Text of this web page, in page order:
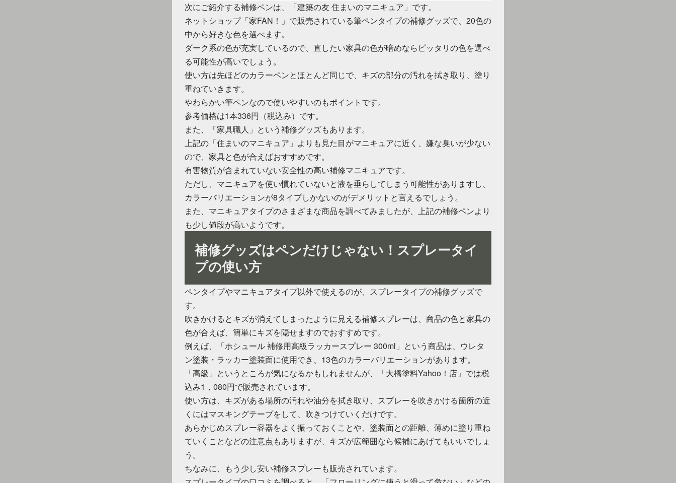
次にご紹介する補修ペンは、「建築の友 住まいのマニキュア」です。
ネットショップ「家FAN！」で販売されている筆ペンタイプの補修グッズで、20色の
中から好きな色を選べます。
ダーク系の色が充実しているので、直したい家具の色が暗めならピッタリの色を選べ
る可能性が高いでしょう。
使い方は先ほどのカラーペンとほとんど同じで、キズの部分の汚れを拭き取り、塗り
重ねていきます。
やわらかい筆ペンなので使いやすいのもポイントです。
参考価格は1本336円（税込み）です。
また、「家具職人」という補修グッズもあります。
上記の「住まいのマニキュア」よりも見た目がマニキュアに近く、嫌な臭いが少ない
ので、家具と色が合えばおすすめです。
有害物質が含まれていない安全性の高い補修マニキュアです。
ただし、マニキュアを使い慣れていないと液を垂らしてしまう可能性がありますし、
カラーバリエーションが8タイプしかないのがデメリットと言えるでしょう。
また、マニキュアタイプのさまざまな商品を調べてみましたが、上記の補修ペンより
も少し値段が高いようです。
補修グッズはペンだけじゃない！スプレータイ
プの使い方
ペンタイプやマニキュアタイプ以外で使えるのが、スプレータイプの補修グッズで
す。
吹きかけるとキズが消えてしまったように見える補修スプレーは、商品の色と家具の
色が合えば、簡単にキズを隠せますのでおすすめです。
例えば、「ホシュール 補修用高級ラッカースプレー 300ml」という商品は、ウレタ
ン塗装・ラッカー塗装面に使用でき、13色のカラーバリエーションがあります。
「高級」というところが気になるかもしれませんが、「大橋塗料Yahoo！店」では税
込み1，080円で販売されています。
使い方は、キズがある場所の汚れや油分を拭き取り、スプレーを吹きかける箇所の近
くにはマスキングテープをして、吹きつけていくだけです。
あらかじめスプレー容器をよく振っておくことや、塗装面との距離、薄めに塗り重ね
ていくことなどの注意点もありますが、キズが広範囲なら候補にあげてもいいでしょ
う。
ちなみに、もう少し安い補修スプレーも販売されています。